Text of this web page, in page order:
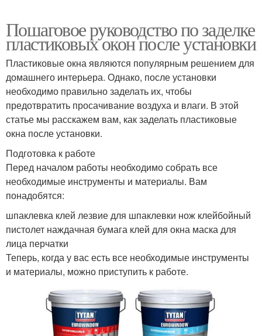
Пошаговое руководство по заделке
пластиковых окон после установки
Пластиковые окна являются популярным решением для
домашнего интерьера. Однако, после установки
необходимо правильно заделать их, чтобы
предотвратить просачивание воздуха и влаги. В этой
статье мы расскажем вам, как заделать пластиковые
окна после установки.
Подготовка к работе
Перед началом работы необходимо собрать все
необходимые инструменты и материалы. Вам
понадобятся:
шпаклевка клей лезвие для шпаклевки нож клейбойный
пистолет наждачная бумага клей для окна маска для
лица перчатки
Теперь, когда у вас есть все необходимые инструменты
и материалы, можно приступить к работе.